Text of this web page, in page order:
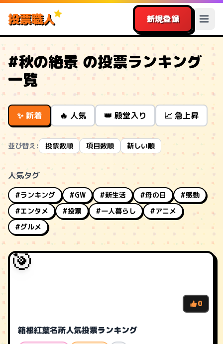
投票職人 新規登録
#秋の絶景 の投票ランキング
一覧
✨ 新着 🔥 人気 👑 殿堂入り 📈 急上昇
並び替え: 投票数順 項目数順 新しい順
人気タグ
#ランキング #GW #新生活 #母の日
#感動
#エンタメ
#投票 #一人暮らし
#アニメ
#グルメ
🎯
0
箱根紅葉名所人気投票ランキング